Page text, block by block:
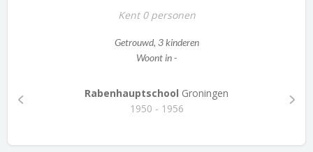
Kent 0 personen
Getrouwd, 3 kinderen
Woont in -
Rabenhauptschool Groningen
1950 - 1956